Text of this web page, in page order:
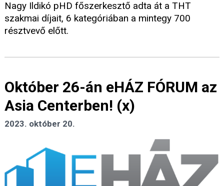
Nagy Ildikó pHD főszerkesztő adta át a THT
szakmai díjait, 6 kategóriában a mintegy 700
résztvevő előtt.
Október 26-án eHÁZ FÓRUM az
Asia Centerben! (x)
2023. október 20.